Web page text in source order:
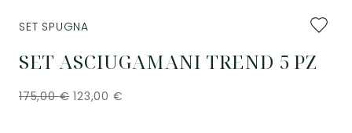
SET ASCIUGAMANI TREND 5 PZ
SET SPUGNA
175,00€ 123,00 €